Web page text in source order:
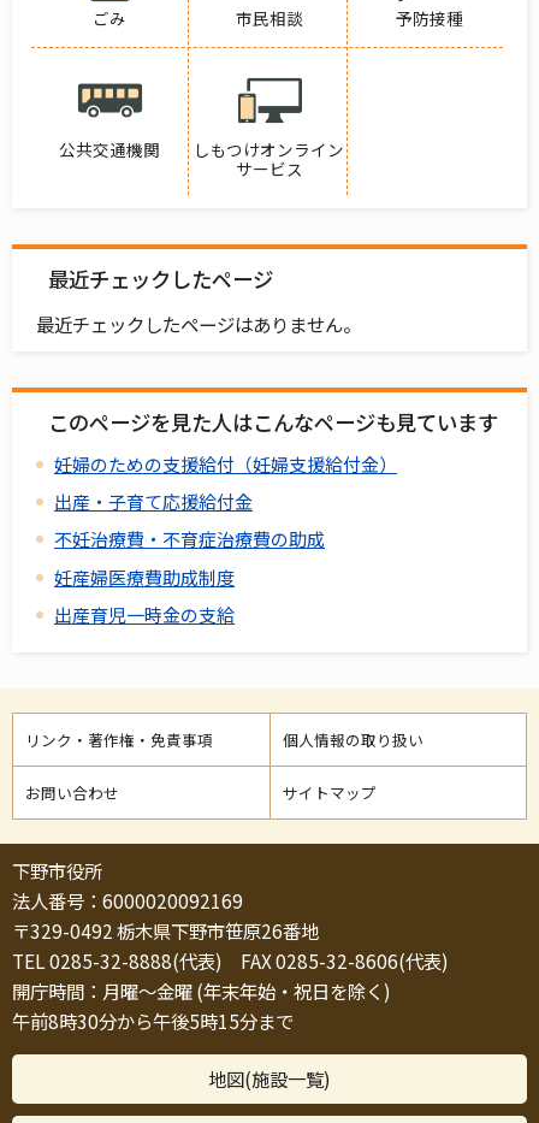
ごみ 市民相談 予防接種
公共交通機関
しもつけオンライン
サービス
最近チェックしたページ
最近チェックしたページはありません。
このページを見た人はこんなページも見ています
妊婦のための支援給付（妊婦支援給付金）
出産・子育て応援給付金
不妊治療費・不育症治療費の助成
妊産婦医療費助成制度
出産育児一時金の支給
リンク・著作権・免責事項 個人情報の取り扱い
お問い合わせ サイトマップ
下野市役所
法人番号：6000020092169
〒329-0492 栃木県下野市笹原26番地
TEL 0285-32-8888(代表) FAX 0285-32-8606(代表)
開庁時間：月曜～金曜 (年末年始・祝日を除く)
午前8時30分から午後5時15分まで
地図(施設一覧)